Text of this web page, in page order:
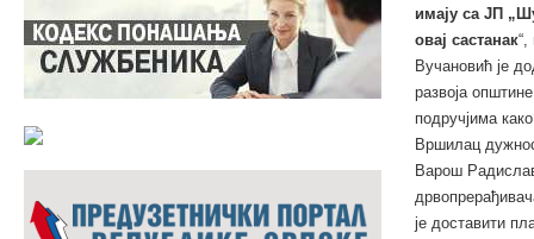
имају са ЈП
овај састанак“,
Вучановић је
развоја
подручјима
Вршилац
Варош
је доставити